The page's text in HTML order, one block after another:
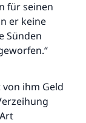
für seinen
er keine
Sünden
ihm Geld